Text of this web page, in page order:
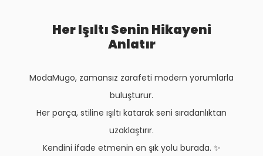
Her Işıltı Senin Hikayeni
Anlatır
ModaMugo, zamansız zarafeti modern yorumlarla
buluşturur.
Her parça, stiline ışıltı katarak seni sıradanlıktan
uzaklaştırır.
Kendini ifade etmenin en şık yolu burada. ✨